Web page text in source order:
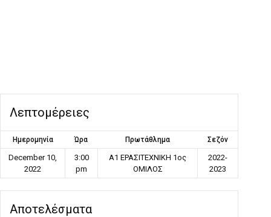
Λεπτομέρειες
Ημερομηνία Ώρα Πρωτάθλημα Σεζόν
December 10,
2022
3:00
pm
Α1 ΕΡΑΣΙΤΕΧΝΙΚΗ 1ος
ΟΜΙΛΟΣ
2022-
2023
Αποτελέσματα